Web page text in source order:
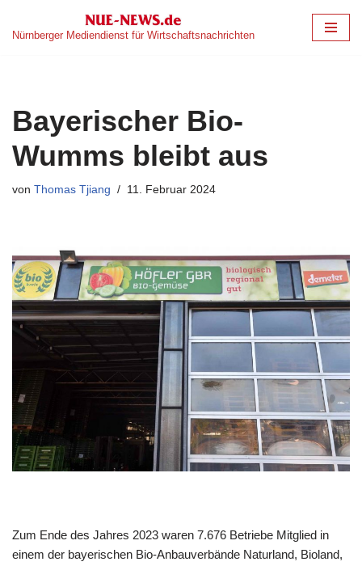
Zum
Nürnberger Mediendienst für Wirtschaftsnachrichten
Bayerischer Bio-
Wumms bleibt aus
von Thomas Tjiang 11. Februar 2024
Zum Ende des Jahres 2023 waren 7.676 Betriebe Mitglied in
einem der bayerischen Bio-Anbauverbände Naturland, Bioland,